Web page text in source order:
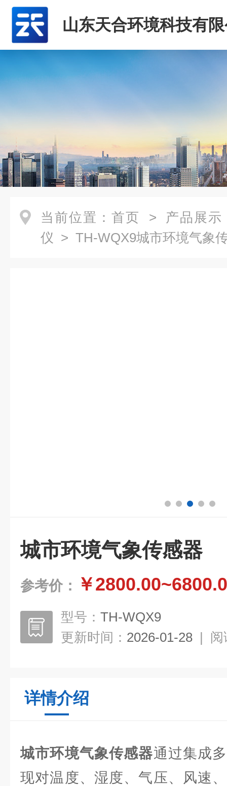
山东天合环境科技有
当前位置： 首页 > 产品展示
仪 > TH-WQX9城市环境气象
城市环境气象传感器
参考价： ￥
型号： TH-WQX9
更新时间： 2026-01-28 | 阅
详情介绍
城市环境气象传感器通过集成
现对温度、湿度、气压、风速